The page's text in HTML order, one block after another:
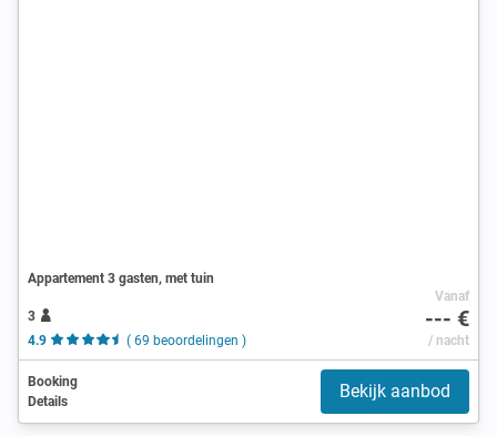
Appartement 3 gasten, met tuin
3
4.9
( 69 beoordelingen )
Vanaf
--- €
/ nacht
Booking
Details
Bekijk aanbod